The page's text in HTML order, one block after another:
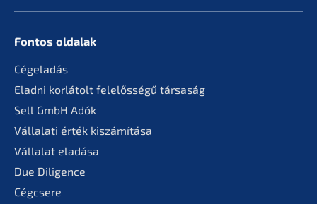
Fontos oldalak
Cégela­dás
Eladni korlá­tolt felelős­sé­gű társaság
Sell GmbH Adók
Vállala­ti érték kiszámítása
Válla­lat eladása
Due Diligence
Cégcse­re